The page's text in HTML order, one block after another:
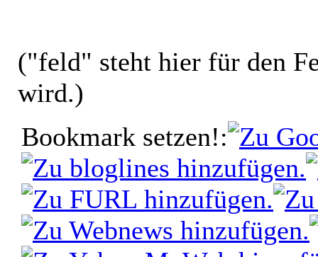
("feld" steht hier für den
wird.)
Bookmark setzen!: